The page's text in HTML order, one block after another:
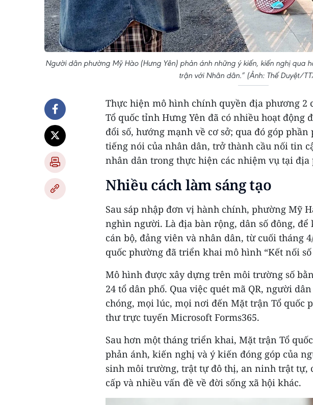
Người dân phường Mỹ Hào (Hưng Yên) phản ánh những ý kiến, kiến nghị qua
trận với Nhân dân.” (Ảnh: Thế Duyệt/
Thực hiện mô hình chính quyền địa phương 2
Tổ quốc tỉnh Hưng Yên đã có nhiều hoạt động
đổi số, hướng mạnh về cơ sở; qua đó góp
tiếng nói của nhân dân, trở thành cầu nối tin
nhân dân trong thực hiện các nhiệm vụ tại địa
Nhiều cách làm sáng tạo
Sau sáp nhập đơn vị hành chính, phường Mỹ
nghìn người. Là địa bàn rộng, dân số đông,
cán bộ, đảng viên và nhân dân, từ cuối tháng
quốc phường đã triển khai mô hình “Kết nối
Mô hình được xây dựng trên môi trường số
24 tổ dân phố. Qua việc quét mã QR, người
chóng, mọi lúc, mọi nơi đến Mặt trận Tổ quốc
thư trực tuyến Microsoft Forms365.
Sau hơn một tháng triển khai, Mặt trận Tổ
phản ánh, kiến nghị và ý kiến đóng góp của
sinh môi trường, trật tự đô thị, an ninh trật tự,
cấp và nhiều vấn đề về đời sống xã hội khác.